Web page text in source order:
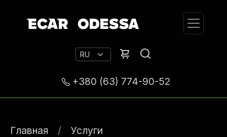
+380 (63) 774-90-52
Главная
Услуги